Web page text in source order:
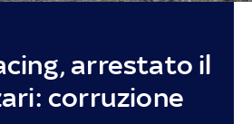
arrestato il
corruzione